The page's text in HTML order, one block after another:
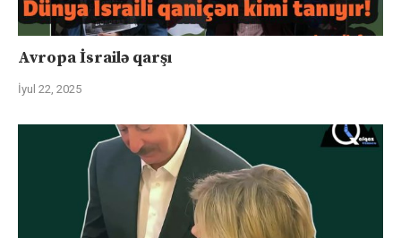
Avropa İsrailə qarşı
İyul 22, 2025